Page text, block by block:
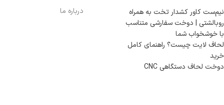
نیم‌ست کاور کشدار تخت به همراه
روبالشتی | دوخت سفارشی متناسب
با خوشخواب شما
لحاف لایت چیست؟ راهنمای کامل
خرید
دوخت لحاف دستگاهی CNC
درباره ما